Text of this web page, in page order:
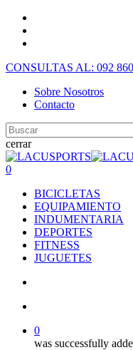
CONSULTAS AL: 092
Sobre Nosotros
Contacto
cerrar
0
BICICLETAS
EQUIPAMIENTO
INDUMENTARIA
DEPORTES
FITNESS
JUGUETES
0
was successfully